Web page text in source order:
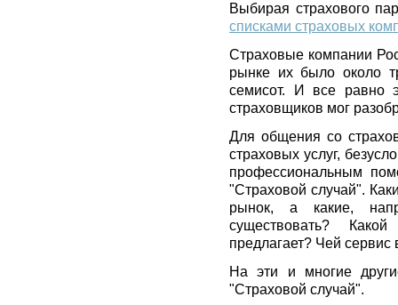
Выбирая страхового
списками страховых
Страховые компании
рынке их было около
семисот. И все равно
страховщиков мог
Для общения со
страховых услуг,
профессиональным
"Страховой случай".
рынок, а какие,
существовать?
предлагает? Чей
На эти и многие
"Страховой случай".